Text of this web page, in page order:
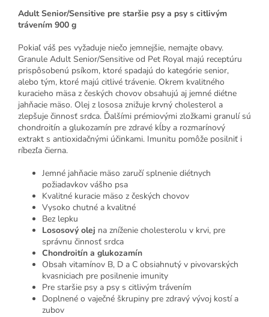
Adult Senior/Sensitive pre staršie psy a psy s citlivým
trávením 900 g
Pokiaľ váš pes vyžaduje niečo jemnejšie, nemajte obavy.
Granule Adult Senior/Sensitive od Pet Royal majú receptúru
prispôsobenú psíkom, ktoré spadajú do kategórie senior,
alebo tým, ktoré majú citlivé trávenie. Okrem kvalitného
kuracieho mäsa z českých chovov obsahujú aj jemné diétne
jahňacie mäso. Olej z lososa znižuje krvný cholesterol a
zlepšuje činnosť srdca. Ďalšími prémiovými zložkami granulí sú
chondroitín a glukozamín pre zdravé kĺby a rozmarínový
extrakt s antioxidačnými účinkami. Imunitu pomôže posilniť i
ríbezľa čierna.
Jemné jahňacie mäso zaručí splnenie diétnych
požiadavkov vášho psa
Kvalitné kuracie mäso z českých chovov
Vysoko chutné a kvalitné
Bez lepku
Lososový olej na zníženie cholesterolu v krvi, pre
správnu činnosť srdca
Chondroitín a glukozamín
Obsah vitamínov B, D a C obsiahnutý v pivovarských
kvasniciach pre posilnenie imunity
Pre staršie psy a psy s citlivým trávením
Doplnené o vaječné škrupiny pre zdravý vývoj kostí a
zubov